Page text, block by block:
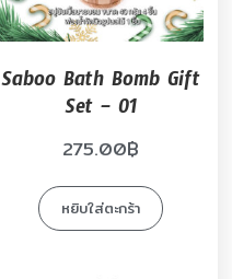
Saboo Bath Bomb Gift
Set – 01
275.00฿
หยิบใส่ตะกร้า